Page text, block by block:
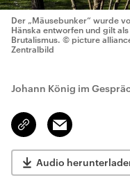
Der „Mäusebunker“ wurde
Hänska entworfen und gilt
Brutalismus. © picture
Zentralbild
Johann König im
Link
kopieren/teilen
Email
Audio